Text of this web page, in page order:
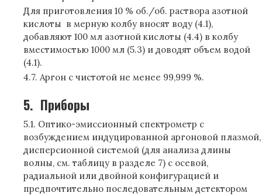
Для приготовления 10 % об./об. раствора азотной
кислоты в мерную колбу вносят воду (4.1),
добавляют 100 мл азотной кислоты (4.4) в колбу
вместимостью 1000 мл (5.3) и доводят объем водой
(4.1).
4.7. Аргон с чистотой не менее 99,999 %.
5. Приборы
5.1. Оптико-эмиссионный спектрометр с
возбуждением индуцированной аргоновой плазмой,
дисперсионной системой (для анализа длины
волны, см. таблицу в разделе 7) с осевой,
радиальной или двойной конфигурацией и
предпочтительно последовательным детектором